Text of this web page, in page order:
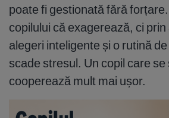
poate fi gestionată fără
copilului că exagerează, ci
alegeri inteligente și o rutină
scade stresul. Un copil care
cooperează mult mai ușor.